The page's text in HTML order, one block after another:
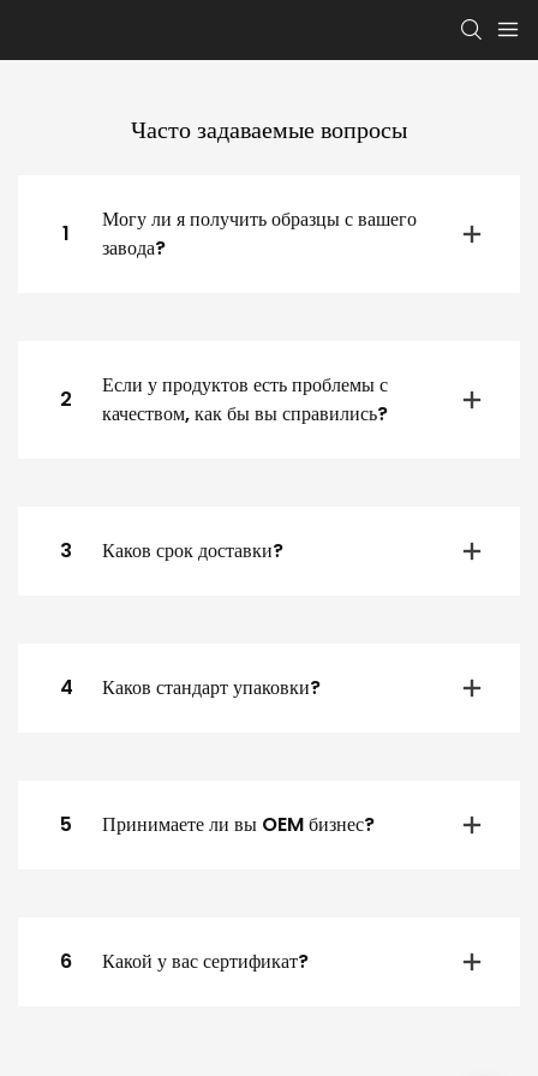
Часто задаваемые вопросы
1
Могу ли я получить образцы с вашего
завода?
2
Если у продуктов есть проблемы с
качеством, как бы вы справились?
3 Каков срок доставки?
4 Каков стандарт упаковки?
5 Принимаете ли вы OEM бизнес?
6 Какой у вас сертификат?